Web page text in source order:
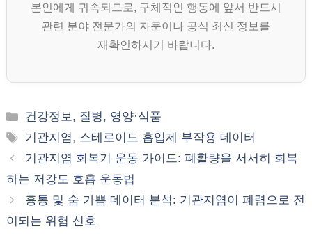
본인에게 귀속되므로, 구체적인 행동에 앞서 반드시
관련 분야 전문가의 자문이나 공식 최신 정보를
재확인하시기 바랍니다.
카
테
리
건강정보, 질병, 영양·식품
태
그
기관지염, 스테로이드 흡입제 부작용 데이터
기관지염 회복기 운동 가이드: 폐활량을 서서히 회복
하는 저강도 호흡 운동법
흉통 및 숨 가쁨 데이터 분석: 기관지염이 폐렴으로 전
이되는 위험 신호